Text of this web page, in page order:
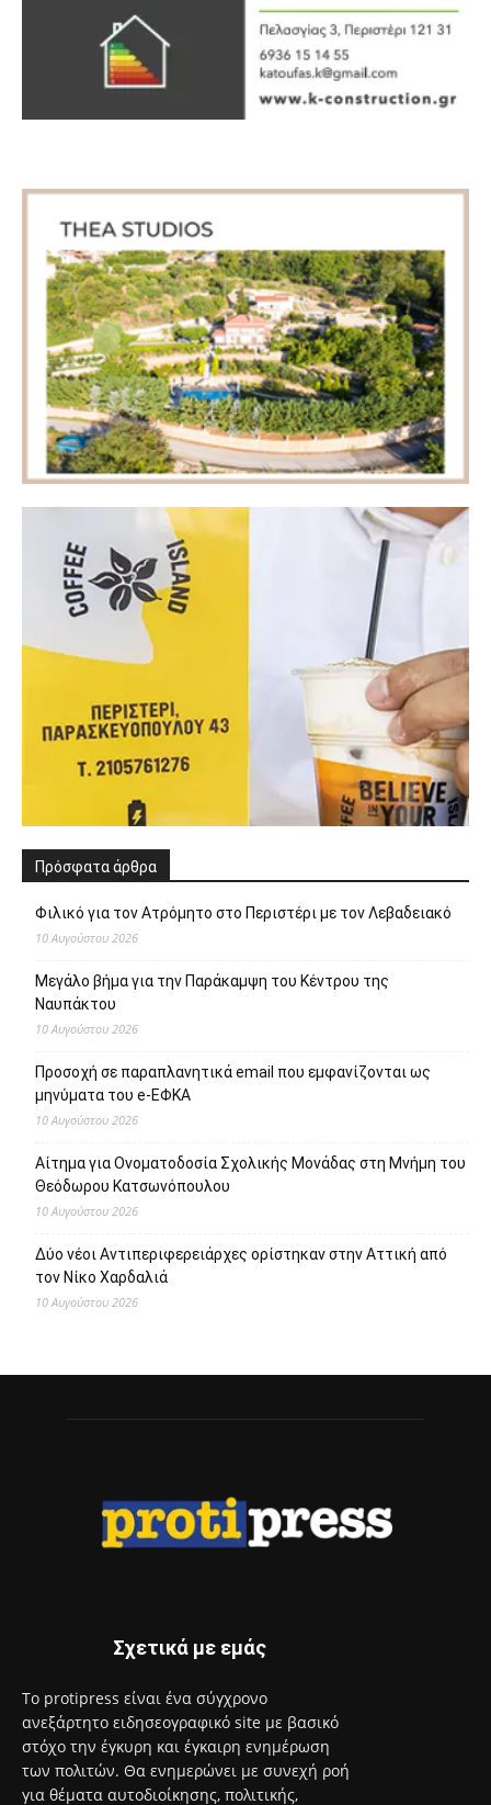
Πρόσφατα άρθρα
Φιλικό για τον Ατρόμητο στο Περιστέρι με τον Λεβαδειακό
10 Αυγούστου 2026
Μεγάλο βήμα για την Παράκαμψη του Κέντρου της
Ναυπάκτου
10 Αυγούστου 2026
Προσοχή σε παραπλανητικά email που εμφανίζονται ως
μηνύματα του e-ΕΦΚΑ
10 Αυγούστου 2026
Αίτημα για Ονοματοδοσία Σχολικής Μονάδας στη Μνήμη του
Θεόδωρου Κατσωνόπουλου
10 Αυγούστου 2026
Δύο νέοι Αντιπεριφερειάρχες ορίστηκαν στην Αττική από
τον Νίκο Χαρδαλιά
10 Αυγούστου 2026
Σχετικά με εμάς
Το protipress είναι ένα σύγχρονο
ανεξάρτητο ειδησεογραφικό site με βασικό
στόχο την έγκυρη και έγκαιρη ενημέρωση
των πολιτών. Θα ενημερώνει με συνεχή ροή
για θέματα αυτοδιοίκησης, πολιτικής,